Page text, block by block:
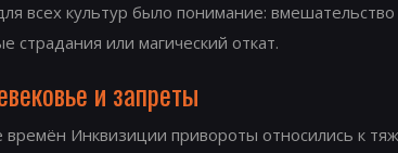
всех культур было понимание:
страдания или магический откат.
и запреты
времён Инквизиции привороты относились к